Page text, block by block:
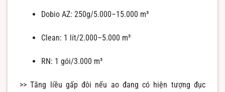
Dobio AZ: 250g/5.000–15.000 m³
Clean: 1 lít/2.000–5.000 m³
RN: 1 gói/3.000 m³
>> Tăng liều gấp đôi nếu ao đang có hiện tượng đục